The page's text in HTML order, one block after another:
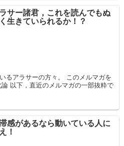
サー諸君，これを読んでもぬ
生きていられるか！？
るアラサーの方々。 このメルマガを
以下，直近のメルマガの一部抜粋で
感があるなら動いている人に
！